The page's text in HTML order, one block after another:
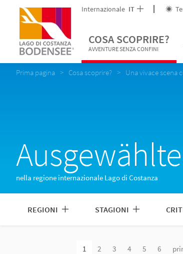
Internazionale IT
COSA SCOPRIRE?
AVVENTURE SENZA CONFINI
Prima pagina Cosa scoprire? Una vivace scena
nella regione internazionale Lago di Costanza
REGIONI STAGIONI
1 2 3 4 5 6